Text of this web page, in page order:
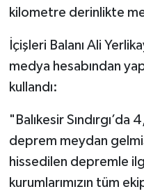
kilometre derinlikte
İçişleri Balanı Ali
medya hesabından
kullandı:
"Balıkesir
deprem meydan
hissedilen depremle
kurumlarımızın tüm